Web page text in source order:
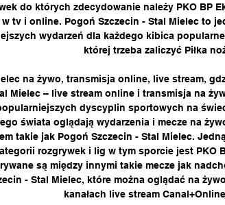
do których zdecydowanie należy PKO BP
w tv i online. Pogoń Szczecin - Stal Mielec to
wydarzeń dla każdego kibica
której trzeba zaliczyć Piłka
na żywo, transmisja online, live stream,
Mielec – live stream online i transmisja na
dyscyplin sportowych na
świata oglądają wydarzenia i mecze na
takie jak Pogoń Szczecin - Stal Mielec.
rozgrywek i lig w tym sporcie jest PKO
są między innymi takie mecze jak
- Stal Mielec, które można oglądać na
kanałach live stream